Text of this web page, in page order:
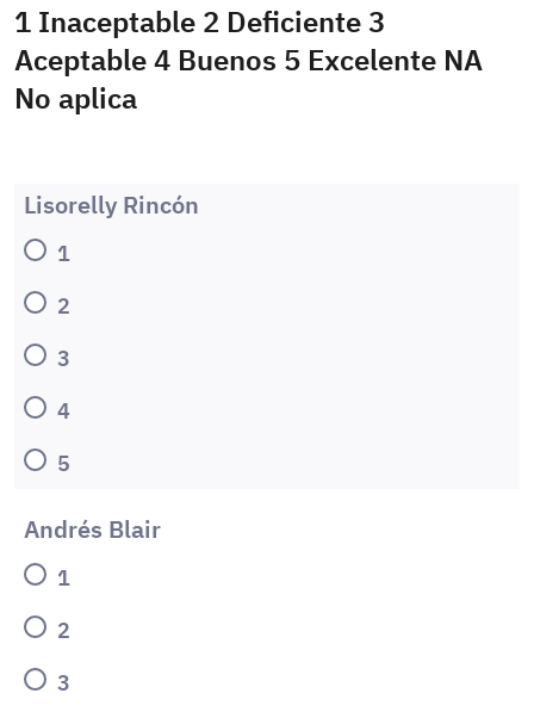
1 Inaceptable 2 Deficiente 3
Aceptable 4 Buenos 5 Excelente NA
No aplica
Lisorelly Rincón
1
2
3
4
5
Andrés Blair
1
2
3